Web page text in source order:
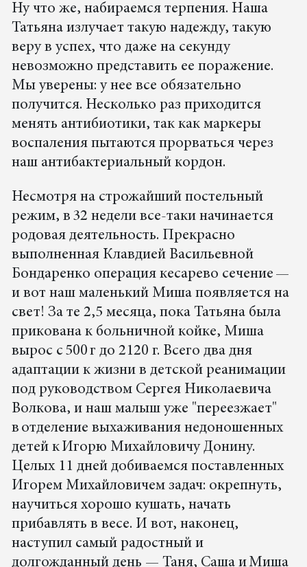
Ну что же, набираемся терпения. Наша
Татьяна излучает такую надежду, такую
веру в успех, что даже на секунду
невозможно представить ее поражение.
Мы уверены: у нее все обязательно
получится. Несколько раз приходится
менять антибиотики, так как маркеры
воспаления пытаются прорваться через
наш антибактериальный кордон.
Несмотря на строжайший постельный
режим, в 32 недели все-таки начинается
родовая деятельность. Прекрасно
выполненная Клавдией Васильевной
Бондаренко операция кесарево сечение —
и вот наш маленький Миша появляется на
свет! За те 2,5 месяца, пока Татьяна была
прикована к больничной койке, Миша
вырос с 500 г до 2120 г. Всего два дня
адаптации к жизни в детской реанимации
под руководством Сергея Николаевича
Волкова, и наш малыш уже "переезжает"
в отделение выхаживания недоношенных
детей к Игорю Михайловичу Донину.
Целых 11 дней добиваемся поставленных
Игорем Михайловичем задач: окрепнуть,
научиться хорошо кушать, начать
прибавлять в весе. И вот, наконец,
наступил самый радостный и
долгожданный день — Таня, Саша и Миша